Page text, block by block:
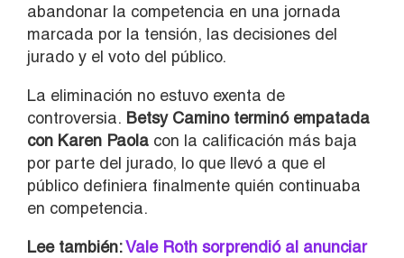
abandonar la competencia en una jornada
marcada por la tensión, las decisiones del
jurado y el voto del público.
La eliminación no estuvo exenta de
controversia. Betsy Camino terminó empatada
con Karen Paola con la calificación más baja
por parte del jurado, lo que llevó a que el
público definiera finalmente quién continuaba
en competencia.
Lee también:Vale Roth sorprendió al anunciar